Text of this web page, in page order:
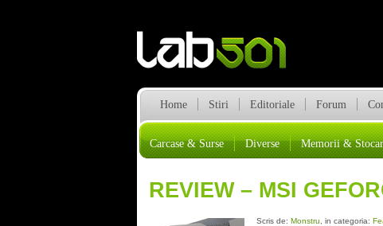
Home Stiri Editoriale Forum
Carcase & Surse Diverse Memorii &
REVIEW – MSI
Scris de: Monstru , in categoria: